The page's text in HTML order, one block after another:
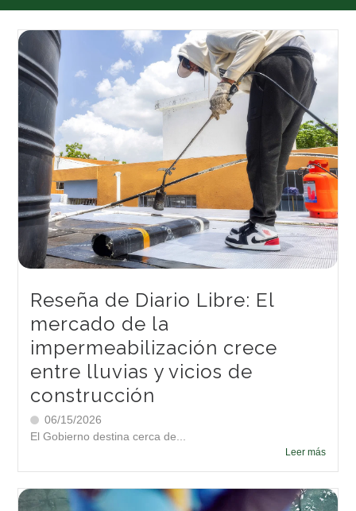
Reseña de Diario Libre: El
mercado de la
impermeabilización crece
entre lluvias y vicios de
construcción
06/15/2026
El Gobierno destina cerca de...
Leer más